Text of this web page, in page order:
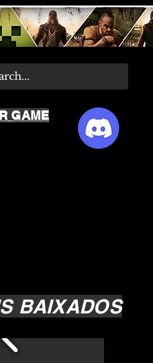
BAIXADOS
GAME